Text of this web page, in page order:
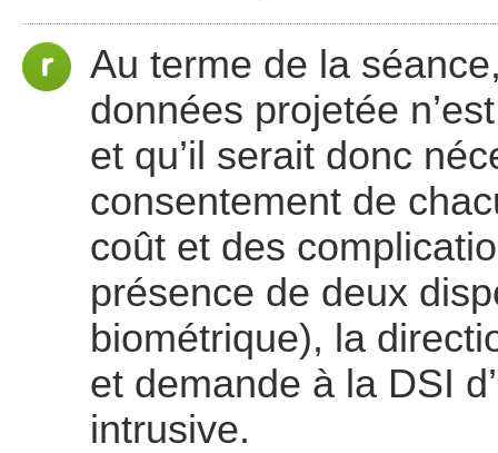
Au terme de la
données projetée
et qu’il serait donc
consentement de
coût et des
présence de deux
biométrique), la
et demande à la DSI
intrusive.